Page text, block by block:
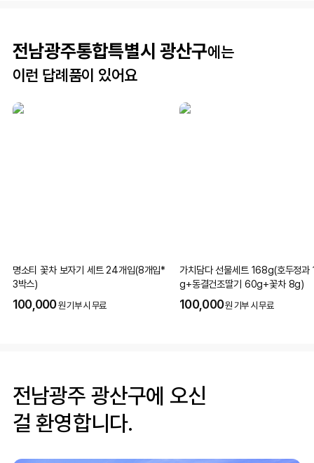
전남광주통합특별시 광산구에는
이런 답례품이 있어요
명소티 꽃차 보자기 세트 24개입(8개입*
3박스)
100,000원 기부 시 무료
가치담다 선물세트 168g(호두정
g+동결건조딸기 60g+꽃차 8g)
100,000원 기부 시 무료
전남광주 광산구에 오신
걸 환영합니다.